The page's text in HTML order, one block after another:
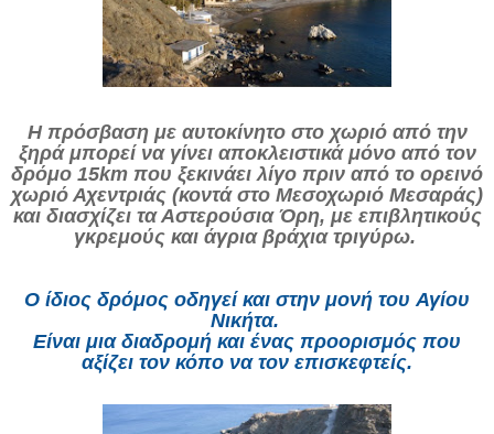
Η πρόσβαση με αυτοκίνητο στο χωριό από την
ξηρά μπορεί να γίνει αποκλειστικά μόνο από τον
δρόμο 15km που ξεκινάει λίγο πριν από το ορεινό
χωριό Αχεντριάς (κοντά στο Μεσοχωριό Μεσαράς)
και διασχίζει τα Αστερούσια Όρη, με επιβλητικούς
γκρεμούς και άγρια βράχια τριγύρω.
Ο ίδιος δρόμος οδηγεί και στην μονή τουΑγίου
Νικήτα.
Είναι μια διαδρομή και ένας προορισμός που
αξίζει τον κόπο να τον επισκεφτείς.